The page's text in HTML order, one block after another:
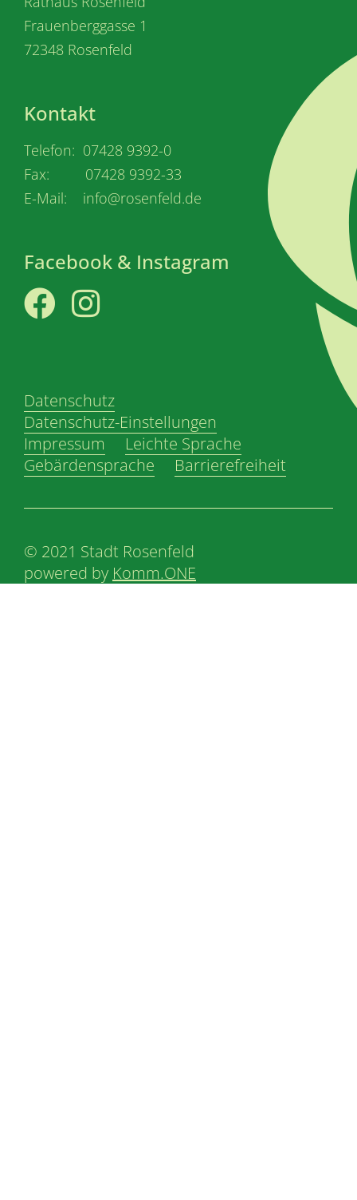
Frauenberggasse 1
72348 Rosenfeld
Kontakt
Telefon: 07428 9392-0
Fax: 07428 9392-33
E-Mail: info@rosenfeld.de
Facebook & Instagram
Datenschutz
Datenschutz-Einstellungen
Impressum
Leichte Sprache
Gebärdensprache
Barrierefreiheit
© 2021 Stadt Rosenfeld
powered by Komm.ONE